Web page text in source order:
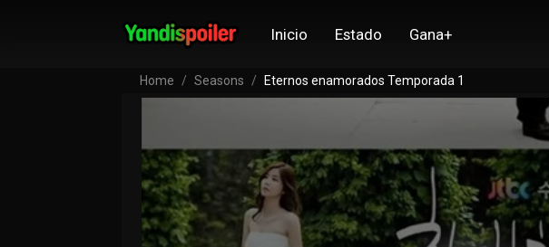
Inicio Estado Gana+
Home Seasons Eternos enamorados Temporada 1